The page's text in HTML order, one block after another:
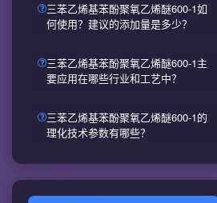
三苯乙烯基苯酚聚氧乙烯醚600-1如
何使用？建议的添加量是多少？
三苯乙烯基苯酚聚氧乙烯醚600-1主
要应用在哪些行业和工艺中？
三苯乙烯基苯酚聚氧乙烯醚600-1的
理化技术参数有哪些？